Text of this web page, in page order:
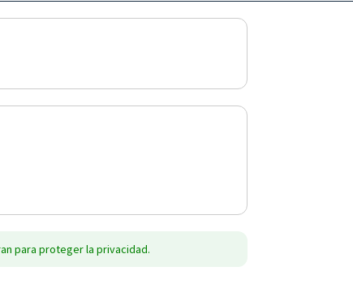
para proteger la privacidad.